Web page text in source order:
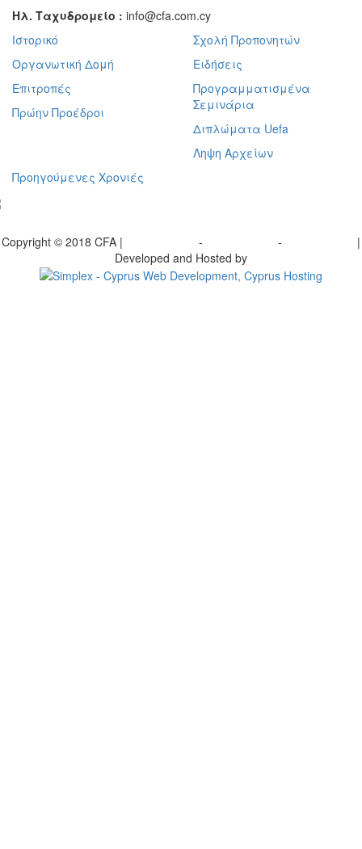
Ηλ. Ταχυδρομείο : info@cfa.com.cy
Ιστορικό
Οργανωτική Δομή
Επιτροπές
Πρώην Προέδροι
Σχολή Προπονητών
Ειδήσεις
Προγραμματισμένα
Σεμινάρια
Διπλώματα Uefa
Ληψη Αρχείων
Προηγούμενες Χρονιές
Copyright © 2018 CFA | - -
|
Developed and Hosted by